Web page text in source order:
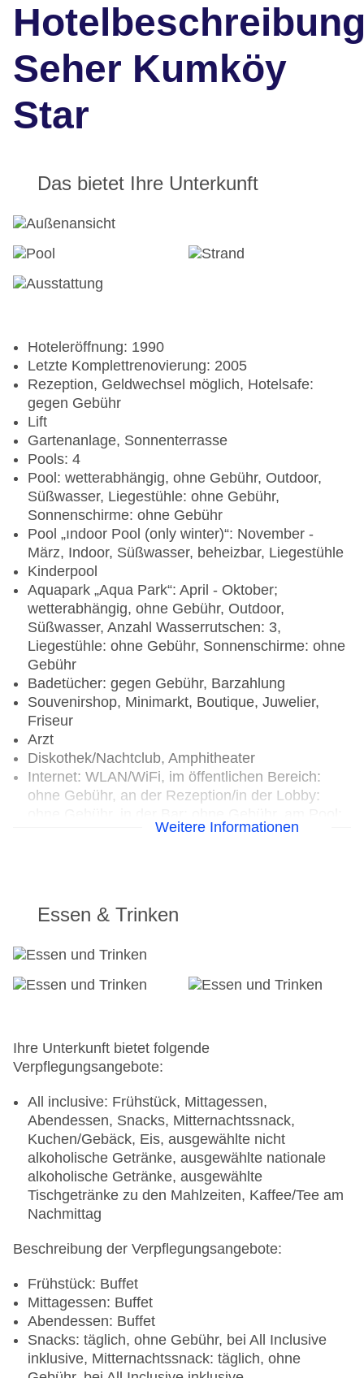
Seher Kumköy
Star
Das bietet Ihre Unterkunft
Hoteleröffnung: 1990
Letzte Komplettrenovierung: 2005
Rezeption, Geldwechsel möglich, Hotelsafe:
gegen Gebühr
Lift
Gartenanlage, Sonnenterrasse
Pools: 4
Pool: wetterabhängig, ohne Gebühr, Outdoor,
Süßwasser, Liegestühle: ohne Gebühr,
Sonnenschirme: ohne Gebühr
Pool „ındoor Pool (only winter)“: November -
März, Indoor, Süßwasser, beheizbar, Liegestühle
Kinderpool
Aquapark „Aqua Park“: April - Oktober;
wetterabhängig, ohne Gebühr, Outdoor,
Süßwasser, Anzahl Wasserrutschen: 3,
Liegestühle: ohne Gebühr, Sonnenschirme: ohne
Gebühr
Badetücher: gegen Gebühr, Barzahlung
Souvenirshop, Minimarkt, Boutique, Juwelier,
Friseur
Arzt
Diskothek/Nachtclub, Amphitheater
Internet: WLAN/WiFi, im öffentlichen Bereich:
ohne Gebühr, an der Rezeption/in der Lobby:
Verfügbarkeit), Stellplätze, nicht überdacht
Tagungseinrichtungen: Konferenzräume: 1,
klimatisierte Tagungsräume, Tageslicht,
Tagungsequipment
Gebäudeanzahl: 3, Etagen: 4, Zimmer: 254
Weitere Informationen
Essen & Trinken
Ihre Unterkunft bietet folgende
Verpflegungsangebote:
All inclusive: Frühstück, Mittagessen,
Abendessen, Snacks, Mitternachtssnack,
Kuchen/Gebäck, Eis, ausgewählte nicht
alkoholische Getränke, ausgewählte nationale
alkoholische Getränke, ausgewählte
Tischgetränke zu den Mahlzeiten, Kaffee/Tee am
Nachmittag
Beschreibung der Verpflegungsangebote:
Frühstück: Buffet
Mittagessen: Buffet
Abendessen: Buffet
Snacks: täglich, ohne Gebühr, bei All Inclusive
inklusive, Mitternachtssnack: täglich, ohne